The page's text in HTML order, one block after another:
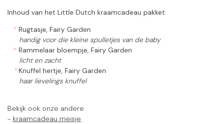
Inhoud van het Little Dutch kraamcadeau pakket:
* Rugtasje, Fairy Garden
handig voor die kleine spulletjes van de baby
* Rammelaar bloempje, Fairy Garden
licht en zacht
*Knuffel hertje, Fairy Garden
haar lievelings knuffel
Bekijk ook onze andere
- kraamcadeau meisje